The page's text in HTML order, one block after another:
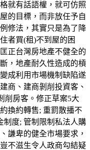
就有話語權，就可仿照
的目標，而非放任予自
修法，其實只是為了降
者買(租)不到屋的困
正台灣房地產不健全的
，地產耐久性造成的槓
成利用市場機制缺陷遂
商、建商剝削投資客、
削房客。修正草案5大
換約轉售; 重罰散播不
制度; 管制限制私法人購
謙卑的健全市場要求，
不滋生令人政商勾結疑